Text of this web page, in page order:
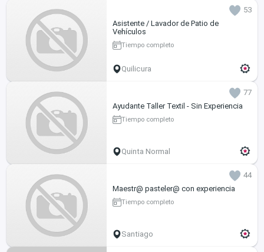
53
Asistente / Lavador de Patio de
Vehículos
Tiempo completo
Quilicura
77
Ayudante Taller Textil - Sin Experiencia
Tiempo completo
Quinta Normal
44
Maestr@ pasteler@ con experiencia
Tiempo completo
Santiago